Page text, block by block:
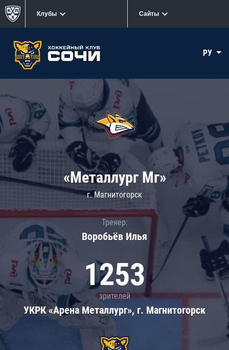
Клубы Сайты
РУ
«Металлург Мг»
г. Магнитогорск
Тренер:
Воробьёв Илья
1253
зрителей
УКРК «Арена Металлург», г. Магнитогорск